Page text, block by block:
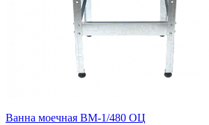
Ванна моечная ВМ-1/480 ОЦ